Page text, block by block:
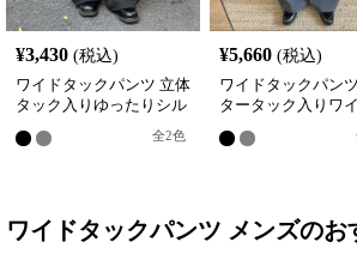
¥3,430 (税込)
ワイドタックパンツ 立体
タック入りゆったりシル
全2色
¥5,660 (税込)
ワイドタックパン
タータック入りワ
ワイドタックパンツ メンズのお